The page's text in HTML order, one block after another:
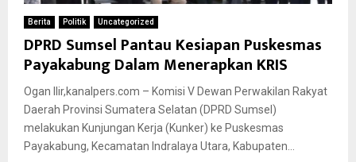
Berita Politik Uncategorized
DPRD Sumsel Pantau Kesiapan Puskesmas
Payakabung Dalam Menerapkan KRIS
Ogan Ilir,kanalpers.com – Komisi V Dewan Perwakilan Rakyat
Daerah Provinsi Sumatera Selatan (DPRD Sumsel)
melakukan Kunjungan Kerja (Kunker) ke Puskesmas
Payakabung, Kecamatan Indralaya Utara, Kabupaten...